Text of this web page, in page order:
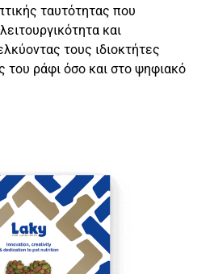
ταυτότητας που
και
τους ιδιοκτήτες
του ράφι όσο και στο ψηφιακό